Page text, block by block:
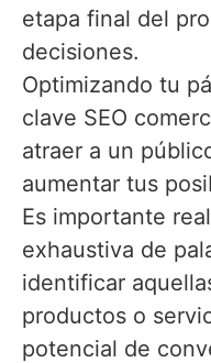
etapa final del
decisiones.
Optimizando tu
clave SEO
atraer a un
aumentar tus
Es importante
exhaustiva de
identificar
productos o
potencial de